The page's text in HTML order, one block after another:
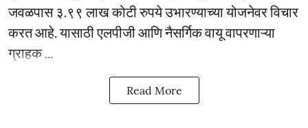
जवळपास ३.९९ लाख कोटी रुपये उभारण्याच्या योजनेवर विचार
करत आहे. यासाठी एलपीजी आणि नैसर्गिक वायू वापरणाऱ्या
ग्राहक ...
Read More